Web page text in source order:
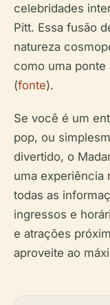
celebridades
Pitt. Essa fusão
natureza
como uma ponte
(fonte).
Se você é um
pop, ou
divertido, o
uma experiência
todas as
ingressos e
e atrações
aproveite ao